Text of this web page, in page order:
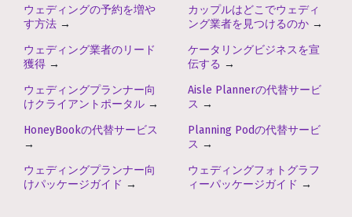
ウェディングの予約を増や
す方法 →
カップルはどこでウェディ
ング業者を見つけるのか →
ウェディング業者のリード
獲得 →
ケータリングビジネスを宣
伝する →
ウェディングプランナー向
けクライアントポータル →
Aisle Plannerの代替サービ
ス →
HoneyBookの代替サービス
→
Planning Podの代替サービ
ス →
ウェディングプランナー向
けパッケージガイド →
ウェディングフォトグラフ
ィーパッケージガイド →